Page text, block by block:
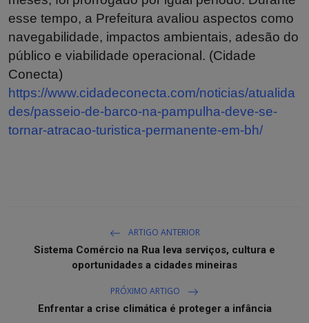
esse tempo, a Prefeitura avaliou aspectos como
navegabilidade, impactos ambientais, adesão do
público e viabilidade operacional. (Cidade
Conecta)
https://www.cidadeconecta.com/noticias/atualida
des/passeio-de-barco-na-pampulha-deve-se-
tornar-atracao-turistica-permanente-em-bh/
ARTIGO ANTERIOR
Sistema Comércio na Rua leva serviços, cultura e
oportunidades a cidades mineiras
PRÓXIMO ARTIGO
Enfrentar a crise climática é proteger a infância